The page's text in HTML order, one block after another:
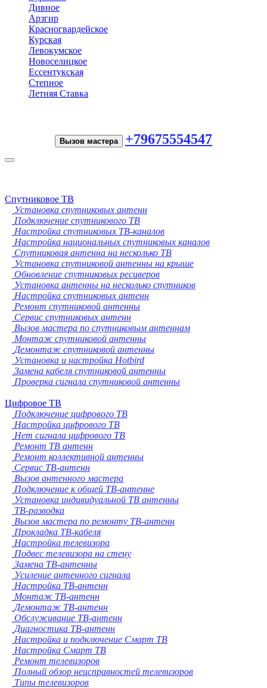
Дивное
Арзгир
Красногвардейское
Курская
Левокумское
Новоселицкое
Ессентукская
Степное
Летняя Ставка
Вызов мастера +79675554547
Toggle
Спутниковое ТВ
Установка спутниковых антенн
Подключение спутникового ТВ
Настройка спутниковых ТВ-каналов
Настройка национальных спутниковых каналов
Спутниковая антенна на несколько ТВ
Установка спутниковой антенны на крыше
Обновление спутниковых ресиверов
Установка антенны на несколько спутников
Настройка спутниковых антенн
Ремонт спутниковой антенны
Сервис спутниковых антенн
Вызов мастера по спутниковым антеннам
Монтаж спутниковой антенны
Демонтаж спутниковой антенны
Установка и настройка Hotbird
Замена кабеля спутниковой антенны
Проверка сигнала спутниковой антенны
Цифровое ТВ
Подключение цифрового ТВ
Настройка цифрового ТВ
Нет сигнала цифрового ТВ
Ремонт ТВ антенн
Ремонт коллективной антенны
Сервис ТВ-антенн
Вызов антенного мастера
Подключение к общей ТВ-антенне
Установка индивидуальной ТВ антенны
ТВ-разводка
Вызов мастера по ремонту ТВ-антенн
Прокладка ТВ-кабеля
Настройка телевизора
Подвес телевизора на стену
Замена ТВ-антенны
Усиление антенного сигнала
Настройка ТВ-антенн
Монтаж ТВ-антенн
Демонтаж ТВ-антенн
Обслуживание ТВ-антенн
Диагностика ТВ-антенн
Настройка и подключение Смарт ТВ
Настройка Смарт ТВ
Ремонт телевизоров
Полный обзор неисправностей телевизоров
Типы телевизоров